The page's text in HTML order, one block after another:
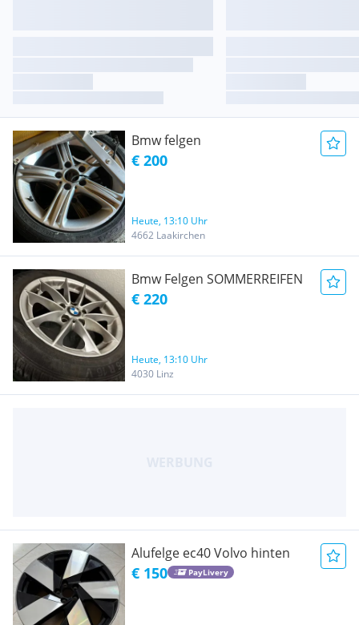
Bmw felgen
€ 200
Heute, 13:10 Uhr
4662 Laakirchen
Bmw Felgen SOMMERREIFEN
€ 220
Heute, 13:10 Uhr
4030 Linz
Alufelge ec40 Volvo hinten
€ 150 PayLivery